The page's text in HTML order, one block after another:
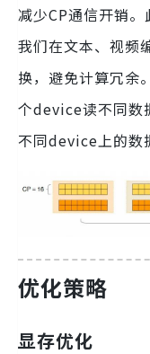
减少CP通信开销。
我们在文本、视频
换，避免计算冗余
个device读不同数
不同device上的数
优化策略
显存优化